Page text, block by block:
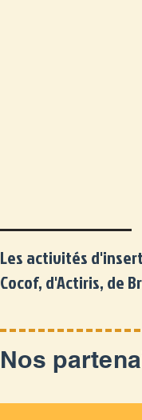
Les activités
Cocof, d'Actiris, de
Nos